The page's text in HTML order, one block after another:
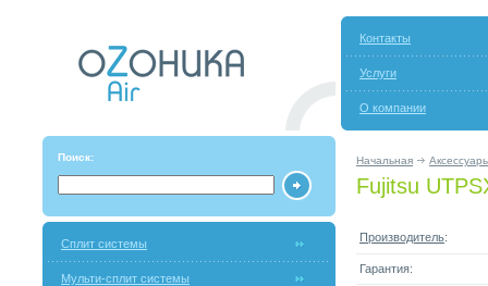
Контакты
Услуги
О компании
Поиск: Начальная
Fujitsu
Сплит системы
Мульти-сплит системы
Производитель:
Гарантия: